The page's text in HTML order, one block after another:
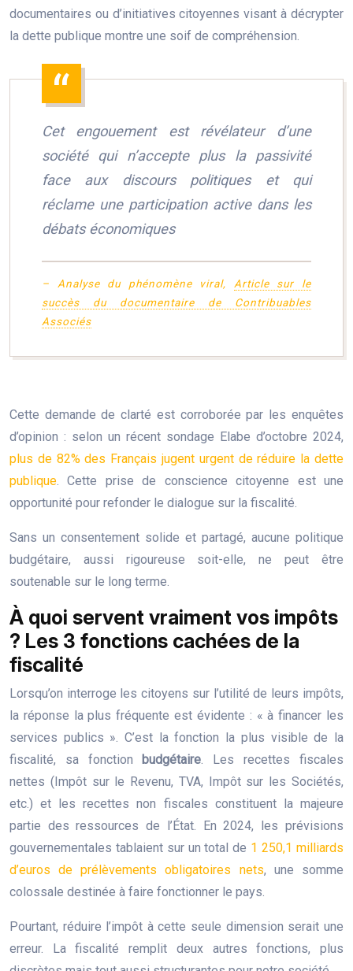
documentaires ou d’initiatives citoyennes visant à décrypter
la dette publique montre une soif de compréhension.
Cet engouement est révélateur d’une
société qui n’accepte plus la passivité
face aux discours politiques et qui
réclame une participation active dans les
débats économiques
– Analyse du phénomène viral, Article sur le
succès du documentaire de Contribuables
Associés
Cette demande de clarté est corroborée par les enquêtes
d’opinion : selon un récent sondage Elabe d’octobre 2024,
plus de 82% des Français jugent urgent de réduire la dette
publique . Cette prise de conscience citoyenne est une
opportunité pour refonder le dialogue sur la fiscalité.
Sans un consentement solide et partagé, aucune politique
budgétaire, aussi rigoureuse soit-elle, ne peut être
soutenable sur le long terme.
À quoi servent vraiment vos impôts
? Les 3 fonctions cachées de la
fiscalité
Lorsqu’on interroge les citoyens sur l’utilité de leurs impôts,
la réponse la plus fréquente est évidente : « à financer les
services publics ». C’est la fonction la plus visible de la
fiscalité, sa fonction budgétaire . Les recettes fiscales
nettes (Impôt sur le Revenu, TVA, Impôt sur les Sociétés,
etc.) et les recettes non fiscales constituent la majeure
partie des ressources de l’État. En 2024, les prévisions
gouvernementales tablaient sur un total de 1 250,1 milliards
d’euros de prélèvements obligatoires nets, une somme
colossale destinée à faire fonctionner le pays.
Pourtant, réduire l’impôt à cette seule dimension serait une
erreur. La fiscalité remplit deux autres fonctions, plus